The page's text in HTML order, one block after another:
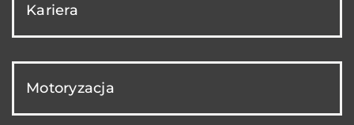
Kariera
Motoryzacja